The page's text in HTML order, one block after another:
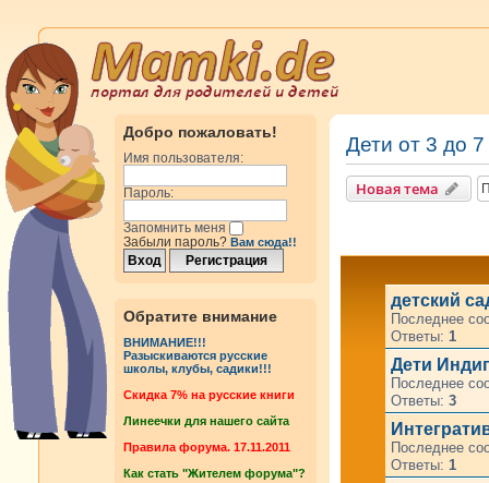
Добро пожаловать!
Имя пользователя:
Пароль:
Запомнить меня
Забыли пароль? Вам сюда!!
Обратите внимание
ВНИМАНИЕ!!!
Разыскиваются русские
школы, клубы, садики!!!
Cкидка 7% на русские книги
Линеечки для нашего сайта
Правила форума. 17.11.2011
Как стать "Жителем форума"?
Дети от 3 до 7
Новая тема
детский
Последнее
Ответы: 1
Дети
Последнее
Ответы: 3
Последнее
Ответы: 1